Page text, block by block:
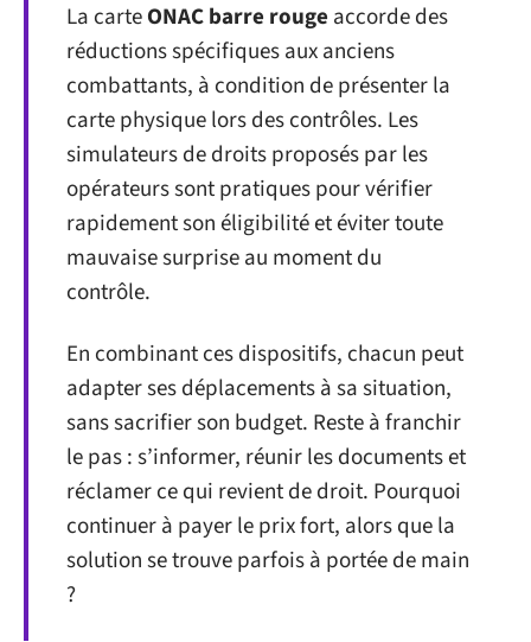
La carteONAC barre rouge accorde des
réductions spécifiques aux anciens
combattants, à condition de présenter la
carte physique lors des contrôles. Les
simulateurs de droits proposés par les
opérateurs sont pratiques pour vérifier
rapidement son éligibilité et éviter toute
mauvaise surprise au moment du
contrôle.
En combinant ces dispositifs, chacun peut
adapter ses déplacements à sa situation,
sans sacrifier son budget. Reste à franchir
le pas : s’informer, réunir les documents et
réclamer ce qui revient de droit. Pourquoi
continuer à payer le prix fort, alors que la
solution se trouve parfois à portée de main
?